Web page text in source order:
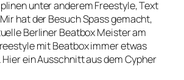
unter anderem Freestyle, Text
hat der Besuch Spass gemacht,
Berliner Beatbox Meister am
mit Beatbox immer etwas
ein Ausschnitt aus dem Cypher